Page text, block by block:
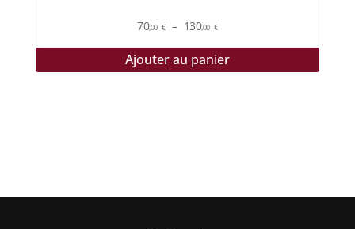
70,00 € – 130,00 €Plage
prix :
Ajouter au panier